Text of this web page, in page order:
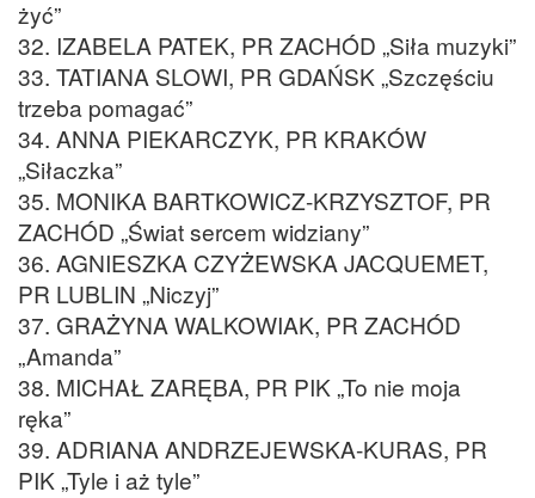
żyć”
32. IZABELA PATEK, PR ZACHÓD „Siła muzyki”
33. TATIANA SLOWI, PR GDAŃSK „Szczęściu
trzeba pomagać”
34. ANNA PIEKARCZYK, PR KRAKÓW
„Siłaczka”
35. MONIKA BARTKOWICZ-KRZYSZTOF, PR
ZACHÓD „Świat sercem widziany”
36. AGNIESZKA CZYŻEWSKA JACQUEMET,
PR LUBLIN „Niczyj”
37. GRAŻYNA WALKOWIAK, PR ZACHÓD
„Amanda”
38. MICHAŁ ZARĘBA, PR PIK „To nie moja
ręka”
39. ADRIANA ANDRZEJEWSKA-KURAS, PR
PIK „Tyle i aż tyle”